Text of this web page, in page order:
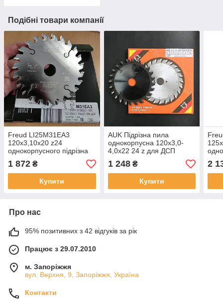
Подібні товари компанії
Freud LI25M31EA3
120х3,10х20 z24
однокорпусного підрізна
пила по ДСП (Італія)
1 872 ₴
Купити
AUK Підрізна пила
однокорпусна 120х3,0-
4,0х22 24 z для ДСП
1 248₴
Купити
2
Про нас
95% позитивних з 42 відгуків за рік
Працює з 29.07.2010
м. Запоріжжя
вул. Верхня, 9, Запоріжжя, Україна
Контакти